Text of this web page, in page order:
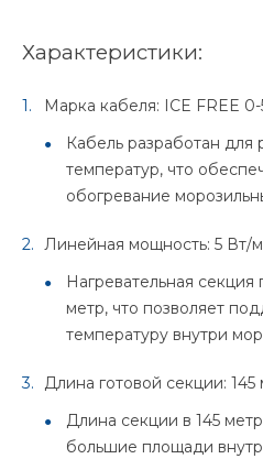
Характеристики:
Марка кабеля: ICE FREE 0-
Кабель разработан для
температур, что
обогревание
Линейная мощность: 5 Вт/м
Нагревательная
метр, что позволяет
температуру внутри
Длина готовой секции: 145
Длина секции в 145
большие площади